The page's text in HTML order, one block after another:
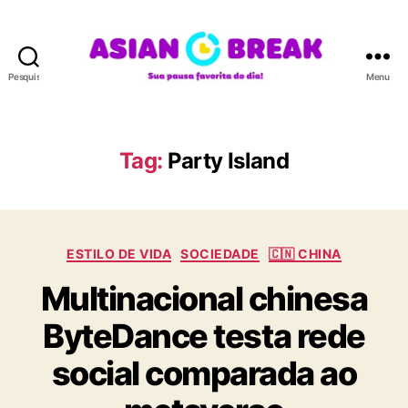
Pesquisar
A
N
R
A
Menu
Tag: Party Island
C
t
e
g
o
r
i
ESTILO DE VIDA SOCIEDADE 🇨🇳 CHINA
Multinacional chinesa
ByteDance testa rede
social comparada ao